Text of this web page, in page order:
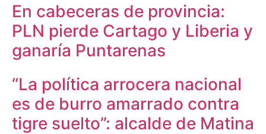
En cabeceras de provincia:
PLN pierde Cartago y Liberia y
ganaría Puntarenas
“La política arrocera nacional
es de burro amarrado contra
tigre suelto”: alcalde de Matina